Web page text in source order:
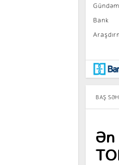
Gündəm
Bank
Maraqlı
BAŞ
Ən